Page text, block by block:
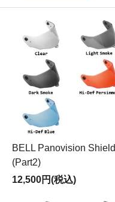
BELL Panovision Shield
(Part2)
12,500円(税込)